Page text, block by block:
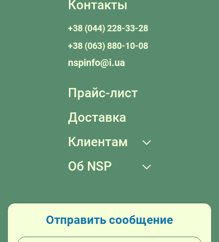
Контакты
+38 (044) 228-33-28
+38 (063) 880-10-08
nspinfo@i.ua
Прайс-лист
Доставка
Клиентам
Об NSP
Отправить сообщение